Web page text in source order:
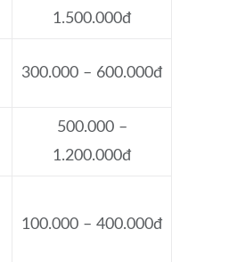
1.500.000đ
300.000 – 600.000đ
500.000 –
1.200.000đ
100.000 – 400.000đ